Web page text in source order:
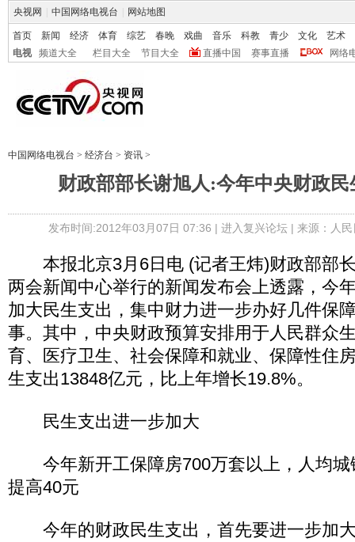
央视网 中国网络电视台 网站地图
首页 新闻 经济 体育 综艺 春晚 戏曲 音乐 科教 青少 文化
艺术
电视
频道大全 栏目大全 节目大全 直播中国 赛事直播 网络
中国网络电视台 > 经济台 > 资讯 >
财政部部长谢旭人:今年中央财政
发布时间:2012年03月07日 07:36 | 进入复兴论坛| 来源：人
本报北京3月6日电 (记者王炜)财政部部
两会新闻中心举行的新闻发布会上透露，今
加大民生支出，集中财力进一步办好几件保
事。其中，中央财政预算安排用于人民群众
育、医疗卫生、社会保障和就业、保障性住
生支出13848亿元，比上年增长19.8%。
民生支出进一步加大
今年新开工保障房700万套以上，人均城
提高40元
今年的财政民生支出，首先要进一步加